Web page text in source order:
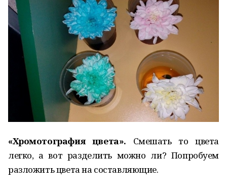
«Хромотография цвета». Смешать то цвета
легко, а вот разделить можно ли? Попробуем
разложить цвета на составляющие.